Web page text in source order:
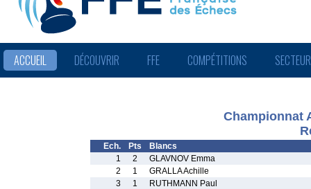
ACCUEIL DÉCOUVRIR FFE COMPÉTITIONS
Championnat
Ech. Pts
Blancs
1
2
GLAVNOV Emma
2
1
GRALLA Achille
3
1
RUTHMANN Paul